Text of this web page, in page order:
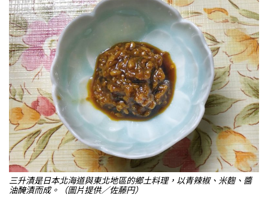
三升漬是日本北海道與東北地區的鄉土料理，以青辣椒、米麴、醬
油醃漬而成。（圖片提供／佐藤円）